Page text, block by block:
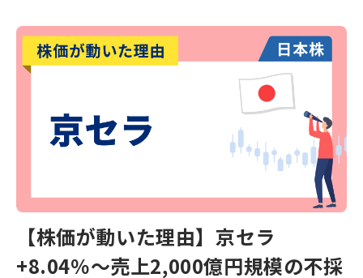
【株価が動いた理由】京セラ
+8.04％～売上2,000億円規模の不採